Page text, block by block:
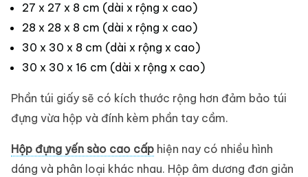
27 x 27 x 8 cm (dài x rộng x cao)
28 x 28 x 8 cm (dài x rộng x cao)
30 x 30 x 8 cm (dài x rộng x cao)
30 x 30 x 16 cm (dài x rộng x cao)
Phần túi giấy sẽ có kích thước rộng hơn đảm bảo túi
đựng vừa hộp và đính kèm phần tay cầm.
Hộp đựng yến sào cao cấp hiện nay có nhiều hình
dáng và phân loại khác nhau. Hộp âm dương đơn giản